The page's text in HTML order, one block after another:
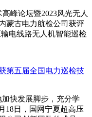
峰论坛暨2023风光无人
蒙古电力航检公司获评
电线路无人机智能巡检
第五届全国电力巡检技
快发展脚步，充分学
18日，国网宁夏超高压